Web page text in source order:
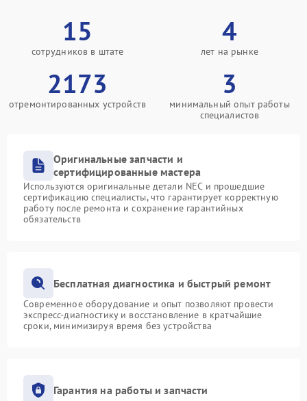
15
сотрудников в штате
4
лет на рынке
2173
отремонтированных устройств
3
минимальный опыт работы
специалистов
Оригинальные запчасти и
сертифицированные мастера
Используются оригинальные детали NEC и прошедшие
сертификацию специалисты, что гарантирует корректную
работу после ремонта и сохранение гарантийных
обязательств
Бесплатная диагностика и быстрый ремонт
Современное оборудование и опыт позволяют провести
экспресс-диагностику и восстановление в кратчайшие
сроки, минимизируя время без устройства
Гарантия на работы и запчасти